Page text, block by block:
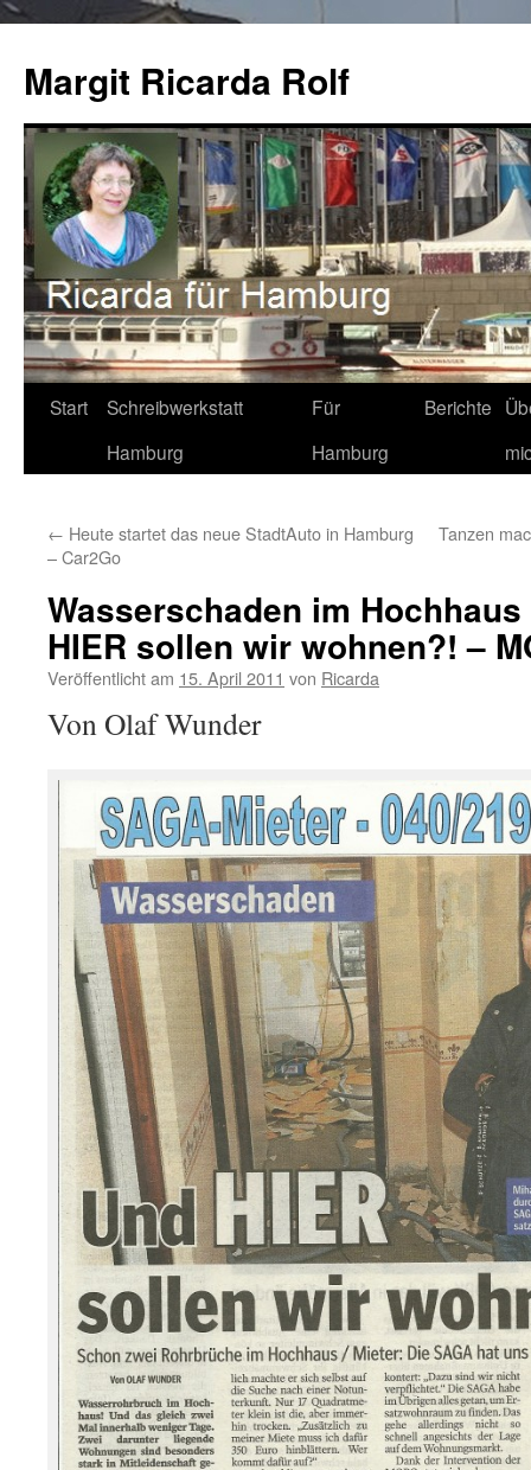
springen
Margit Ricarda Rolf
Start
Schreibwerkstatt
Hamburg
Für
Hamburg
Berichte
← Heute startet das neue StadtAuto in Hamburg
– Car2Go
Tanzen
Wasserschaden im
HIER sollen wir wohnen?! –
Veröffentlicht am 15. April 2011 von Ricarda
Von Olaf Wunder